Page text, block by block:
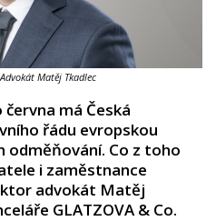
Advokát Matěj Tkadlec
má Česká
řádu evropskou
odměňování. Co z toho
i zaměstnance
advokát Matěj
GLATZOVA & Co.